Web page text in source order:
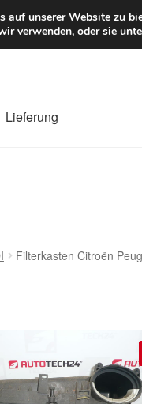
Lieferung
Filterkasten Citroën
auf unserer Website zu
verwenden, oder sie